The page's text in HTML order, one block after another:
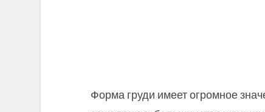
Форма груди имеет огромное